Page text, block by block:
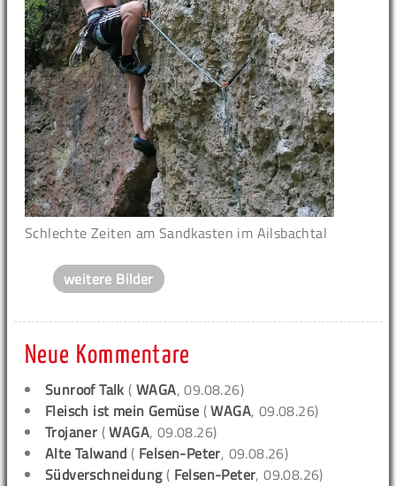
Schlechte Zeiten am Sandkasten im Ailsbachtal
weitere Bilder
Neue Kommentare
Sunroof Talk (WAGA, 09.08.26)
Fleisch ist mein Gemüse (WAGA, 09.08.26)
Trojaner (WAGA, 09.08.26)
Alte Talwand ( Felsen-Peter, 09.08.26)
Südverschneidung( Felsen-Peter, 09.08.26)